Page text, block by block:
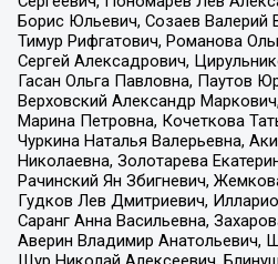
Борис Юльевич, Созаев Валерий
Тимур Рифгатович, Романова
Сергей Алексадрович,
Гасан Ольга Павловна, Паутов
Верховский Александр
Марина Петровна, Кочеткова
Чуркина Наталья Валерьевна,
Николаевна, Золотарева
Рачинский Ян Збигневич,
Гудков Лев Дмитриевич,
Саранг Анна Васильевна,
Аверин Владимир Анатольевич,